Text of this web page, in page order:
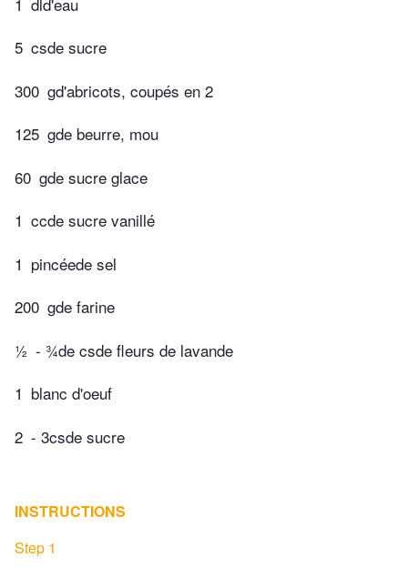
5 csde sucre
300 gd'abricots, coupés en 2
125 gde beurre, mou
60 gde sucre glace
1 ccde sucre vanillé
1 pincéede sel
200 gde farine
½ - ¾de csde fleurs de lavande
1 blanc d'oeuf
2 - 3csde sucre
INSTRUCTIONS
Step 1